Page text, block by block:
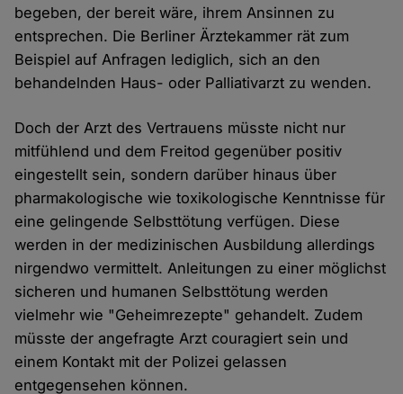
begeben, der bereit wäre, ihrem Ansinnen zu
entsprechen. Die Berliner Ärztekammer rät zum
Beispiel auf Anfragen lediglich, sich an den
behandelnden Haus- oder Palliativarzt zu wenden.
Doch der Arzt des Vertrauens müsste nicht nur
mitfühlend und dem Freitod gegenüber positiv
eingestellt sein, sondern darüber hinaus über
pharmakologische wie toxikologische Kenntnisse für
eine gelingende Selbsttötung verfügen. Diese
werden in der medizinischen Ausbildung allerdings
nirgendwo vermittelt. Anleitungen zu einer möglichst
sicheren und humanen Selbsttötung werden
vielmehr wie "Geheimrezepte" gehandelt. Zudem
müsste der angefragte Arzt couragiert sein und
einem Kontakt mit der Polizei gelassen
entgegensehen können.